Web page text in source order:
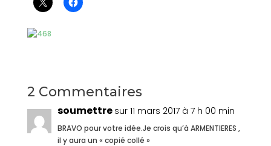
2 Commentaires
soumettre sur 11 mars 2017 à 7 h 00 min
BRAVO pour votre idée.Je crois qu’à ARMENTIERES ,
il y aura un « copié collé »